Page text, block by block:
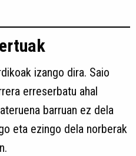
izango dira. Saio
erreserbatu ahal
barruan ez dela
eta ezingo dela norberak